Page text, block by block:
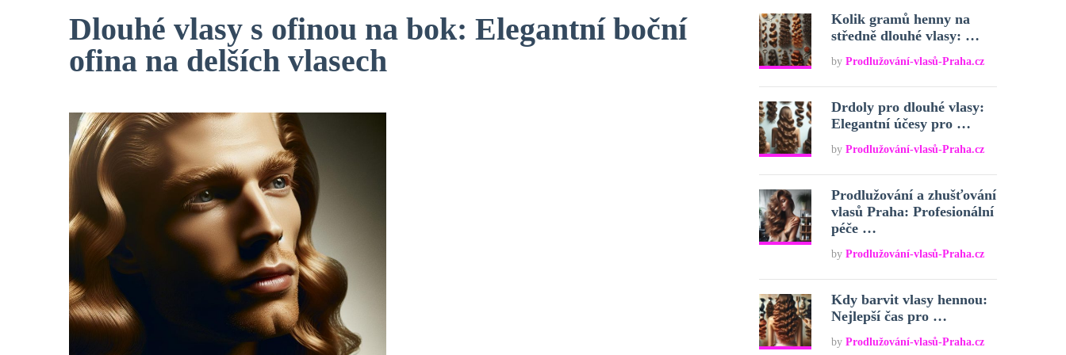
Dlouhé vlasy s ofinou na bok: Elegantní boční
ofina na delších vlasech
Kolik gramů henny na
středně dlouhé vlasy: …
byProdlužování-vlasů-Praha.cz
Drdoly pro dlouhé vlasy:
Elegantní účesy pro …
byProdlužování-vlasů-Praha.cz
Prodlužování a zhušťování
vlasů Praha: Profesionální
péče …
byProdlužování-vlasů-Praha.cz
Kdy barvit vlasy hennou:
Nejlepší čas pro …
byProdlužování-vlasů-Praha.cz